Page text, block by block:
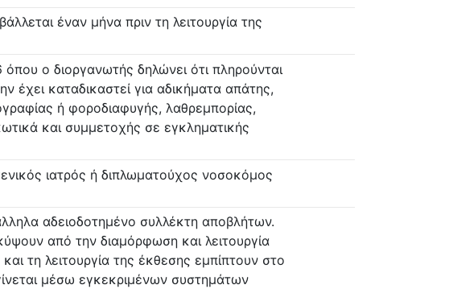
έναν μήνα πριν τη λειτουργία της
ο διοργανωτής δηλώνει ότι πληρούνται
έχει καταδικαστεί για αδικήματα απάτης,
ή φοροδιαφυγής, λαθρεμπορίας,
και συμμετοχής σε εγκληματικής
ιατρός ή διπλωματούχος νοσοκόμος
αδειοδοτημένο συλλέκτη αποβλήτων.
από την διαμόρφωση και λειτουργία
τη λειτουργία της έκθεσης εμπίπτουν στο
μέσω εγκεκριμένων συστημάτων